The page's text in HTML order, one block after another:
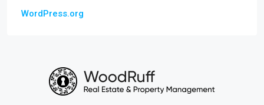
WordPress.org